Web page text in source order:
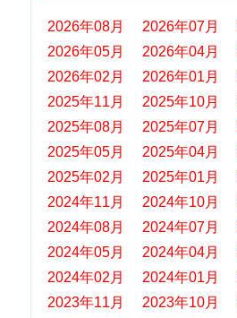
2026年08月 2026年07月
2026年05月
2026年04月
2026年02月
2026年01月
2025年11月
2025年10月
2025年08月
2025年07月
2025年05月
2025年04月
2025年02月
2025年01月
2024年11月
2024年10月
2024年08月
2024年07月
2024年05月
2024年04月
2024年02月
2024年01月
2023年11月
2023年10月